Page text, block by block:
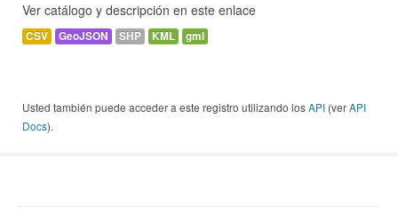
Ver catálogo y descripción en este enlace
CSV GeoJSON SHP KML gml
Usted también puede acceder a este registro utilizando losAPI (verAPI
Docs).